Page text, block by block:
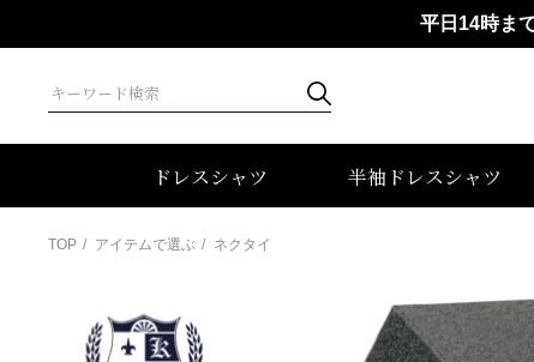
平日14時ま
ドレスシャツ 半袖ドレスシャツ
TOP アイテムで選ぶ ネクタイ